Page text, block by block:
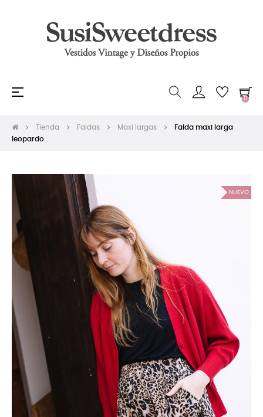
Navegación
☰
0
Tienda Faldas Maxi largas
Falda maxi larga
leopardo
NUEVO